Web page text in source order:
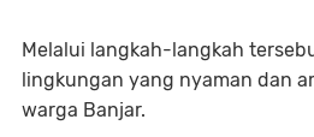
Melalui langkah-langkah
lingkungan yang nyaman dan
warga Banjar.